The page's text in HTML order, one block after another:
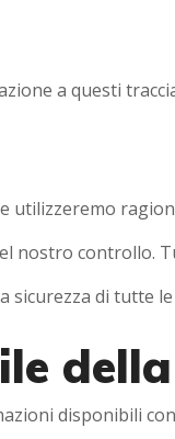
a questi
utilizzeremo
nostro controllo.
sicurezza di tutte
disponibili